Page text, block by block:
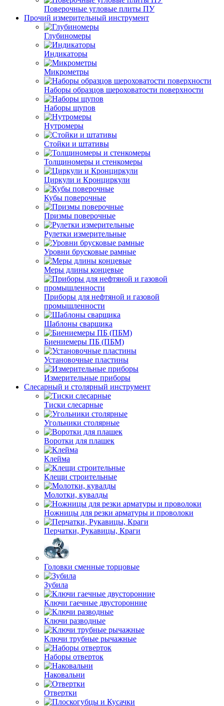
Поверочные угловые плиты ПУ
Прочий измерительный инструмент
Глубиномеры
Индикаторы
Микрометры
Наборы образцов шероховатости поверхности
Наборы щупов
Нутромеры
Стойки и штативы
Толщиномеры и стенкомеры
Циркули и Кронциркули
Кубы поверочные
Призмы поверочные
Рулетки измерительные
Уровни брусковые рамные
Меры длины концевые
Приборы для нефтяной и газовой
промышленности
Шаблоны сварщика
Биениемеры ПБ (ПБМ)
Установочные пластины
Измерительные приборы
Слесарный и столярный инструмент
Тиски слесарные
Угольники столярные
Воротки для плашек
Клейма
Клещи строительные
Молотки, кувалды
Ножницы для резки арматуры и проволоки
Перчатки, Рукавицы, Краги
Головки сменные торцовые
Зубила
Ключи гаечные двусторонние
Ключи разводные
Ключи трубные рычажные
Наборы отверток
Наковальни
Отвертки